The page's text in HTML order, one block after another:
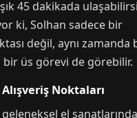
45 dakikada
ki, Solhan sadece bir
değil, aynı zamanda
üs görevi de görebilir.
Alışveriş Noktaları
geleneksel el